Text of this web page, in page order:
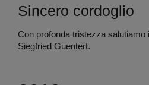
Sincero cordoglio
Con profonda tristezza salutiamo
Siegfried Guentert.